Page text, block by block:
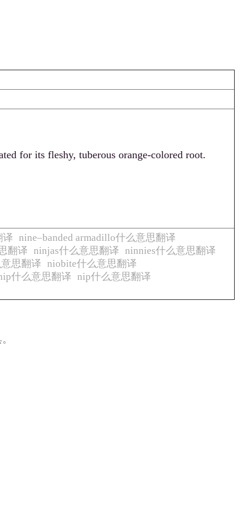
for its fleshy, tuberous orange-colored root.
译 nine–banded armadillo什么意思翻译
翻译 ninjas什么意思翻译 ninnies什么意思翻译
思翻译 niobite什么意思翻译
什么意思翻译 nip什么意思翻译